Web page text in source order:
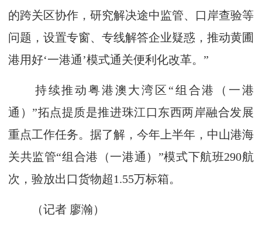
的跨关区协作，研究解决途中监管、口岸查验等
问题，设置专窗、专线解答企业疑惑，推动黄圃
港用好‘一港通’模式通关便利化改革。”
持续推动粤港澳大湾区“组合港（一港
通）”拓点提质是推进珠江口东西两岸融合发展
重点工作任务。据了解，今年上半年，中山港海
关共监管“组合港（一港通）”模式下航班290航
次，验放出口货物超1.55万标箱。
（记者 廖瀚）